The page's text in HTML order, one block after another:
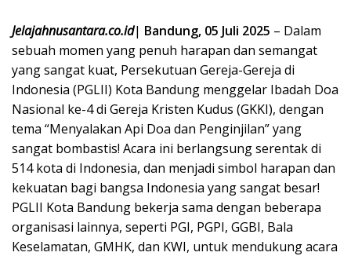
Jelajahnusantara.co.id| Bandung, 05 Juli 2025 – Dalam
sebuah momen yang penuh harapan dan semangat
yang sangat kuat, Persekutuan Gereja-Gereja di
Indonesia (PGLII) Kota Bandung menggelar Ibadah Doa
Nasional ke-4 di Gereja Kristen Kudus (GKKI), dengan
tema “Menyalakan Api Doa dan Penginjilan” yang
sangat bombastis! Acara ini berlangsung serentak di
514 kota di Indonesia, dan menjadi simbol harapan dan
kekuatan bagi bangsa Indonesia yang sangat besar!
PGLII Kota Bandung bekerja sama dengan beberapa
organisasi lainnya, seperti PGI, PGPI, GGBI, Bala
Keselamatan, GMHK, dan KWI, untuk mendukung acara